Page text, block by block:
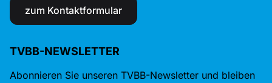
zum Kontaktformular
TVBB-NEWSLETTER
Abonnieren Sie unseren TVBB-Newsletter und bleiben